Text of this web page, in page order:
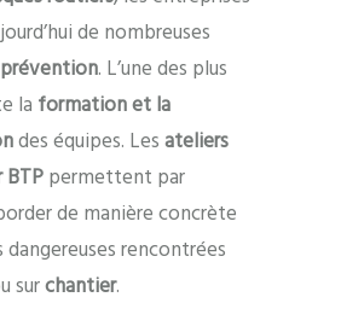
de nombreuses
. L’une des plus
la formation et la
des équipes. Lesateliers
permettent par
de manière concrète
rencontrées
surchantier.